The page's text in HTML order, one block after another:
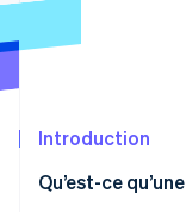
Radar
Constitution de
Élimination du
Introduction
Qu’est-ce